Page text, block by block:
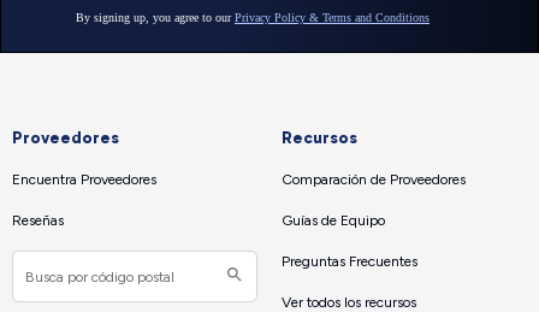
Proveedores
Encuentra Proveedores
Reseñas
Recursos
Comparación de Proveedores
Guías de Equipo
Preguntas Frecuentes
Ver todos los recursos